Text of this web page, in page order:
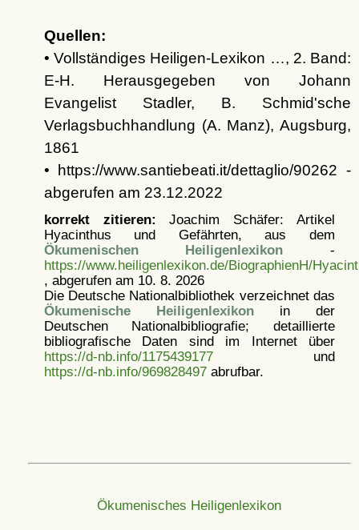
Quellen:
• Vollständiges Heiligen-Lexikon …, 2. Band:
E-H. Herausgegeben von Johann
Evangelist Stadler, B. Schmid'sche
Verlagsbuchhandlung (A. Manz), Augsburg,
1861
• https://www.santiebeati.it/dettaglio/90262 -
abgerufen am 23.12.2022
korrekt zitieren: Joachim Schäfer: Artikel
Hyacinthus und Gefährten, aus dem
Ökumenischen Heiligenlexikon -
https://www.heiligenlexikon.de/BiographienH/
, abgerufen am 10. 8. 2026
Die Deutsche Nationalbibliothek verzeichnet das
Ökumenische Heiligenlexikonin der
Deutschen Nationalbibliografie; detaillierte
bibliografische Daten sind im Internet über
https://d-nb.info/1175439177und
https://d-nb.info/969828497abrufbar.
Ökumenisches Heiligenlexikon